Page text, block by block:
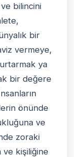
bilincini
bir
vermeye,
ya
bir değere
önünde
ve
zoraki
ve kişiliğine